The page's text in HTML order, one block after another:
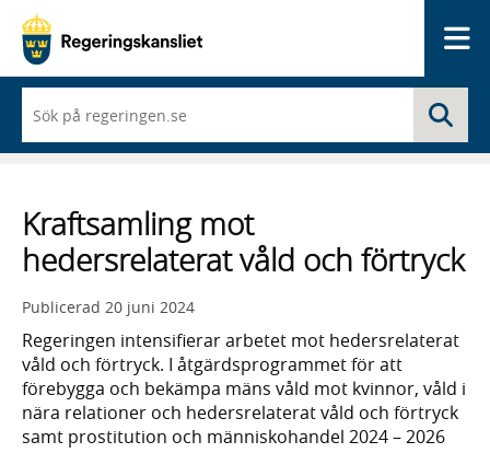
du
börjar
skriva
en
lista
med
Kraftsamling mot
hedersrelaterat våld och förtryck
Publicerad 20 juni 2024
Regeringen intensifierar arbetet mot hedersrelaterat
våld och förtryck. I åtgärdsprogrammet för att
förebygga och bekämpa mäns våld mot kvinnor, våld i
nära relationer och hedersrelaterat våld och förtryck
samt prostitution och människohandel 2024 – 2026